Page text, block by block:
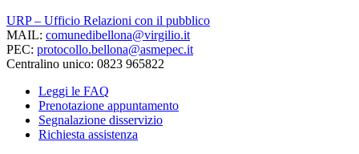
URP – Ufficio Relazioni con il pubblico
MAIL: comunedibellona@virgilio.it
PEC: protocollo.bellona@asmepec.it
Centralino unico: 0823 965822
Leggi le FAQ
Prenotazione appuntamento
Segnalazione disservizio
Richiesta assistenza